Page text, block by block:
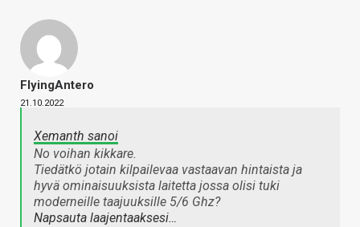
FlyingAntero
21.10.2022
Xemanth sanoi
No voihan kikkare.
Tiedätkö jotain kilpailevaa vastaavan hintaista ja
hyvä ominaisuuksista laitetta jossa olisi tuki
moderneille taajuuksille 5/6 Ghz?
Napsauta laajentaaksesi…